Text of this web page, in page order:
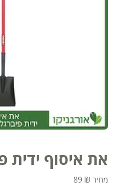
את איסוף ידית
89 ₪